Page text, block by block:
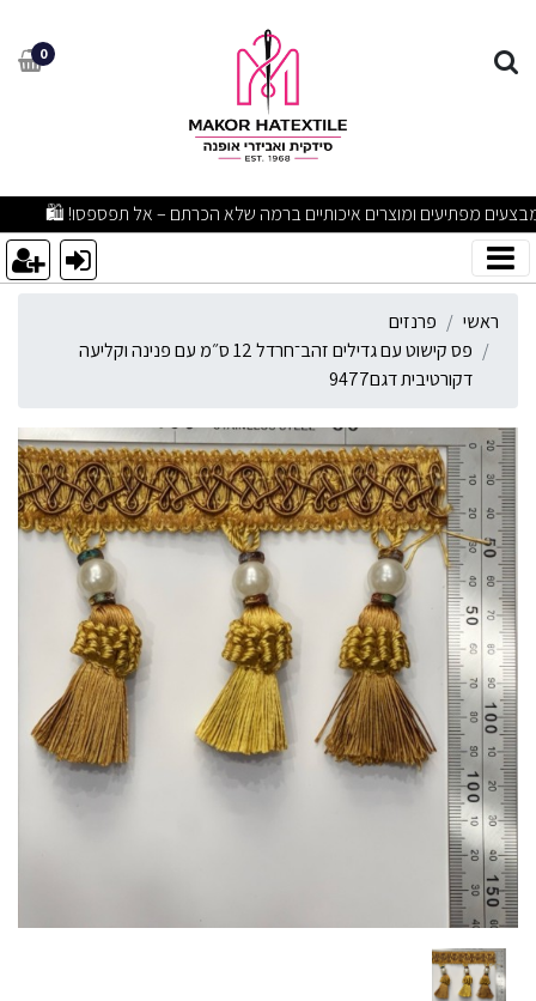
פס קישוט עם גדילים זהב־חרדל 12 ס״מ עם פנינה וקליעה דקורטיבית
0
מבצעים מפתיעים ומוצרים איכותיים ברמה שלא הכרתם – אל
ראשי
פרנזים
פס קישוט עם גדילים זהב־חרדל 12 ס״מ עם פנינה וקליעה
דקורטיבית דגם9477